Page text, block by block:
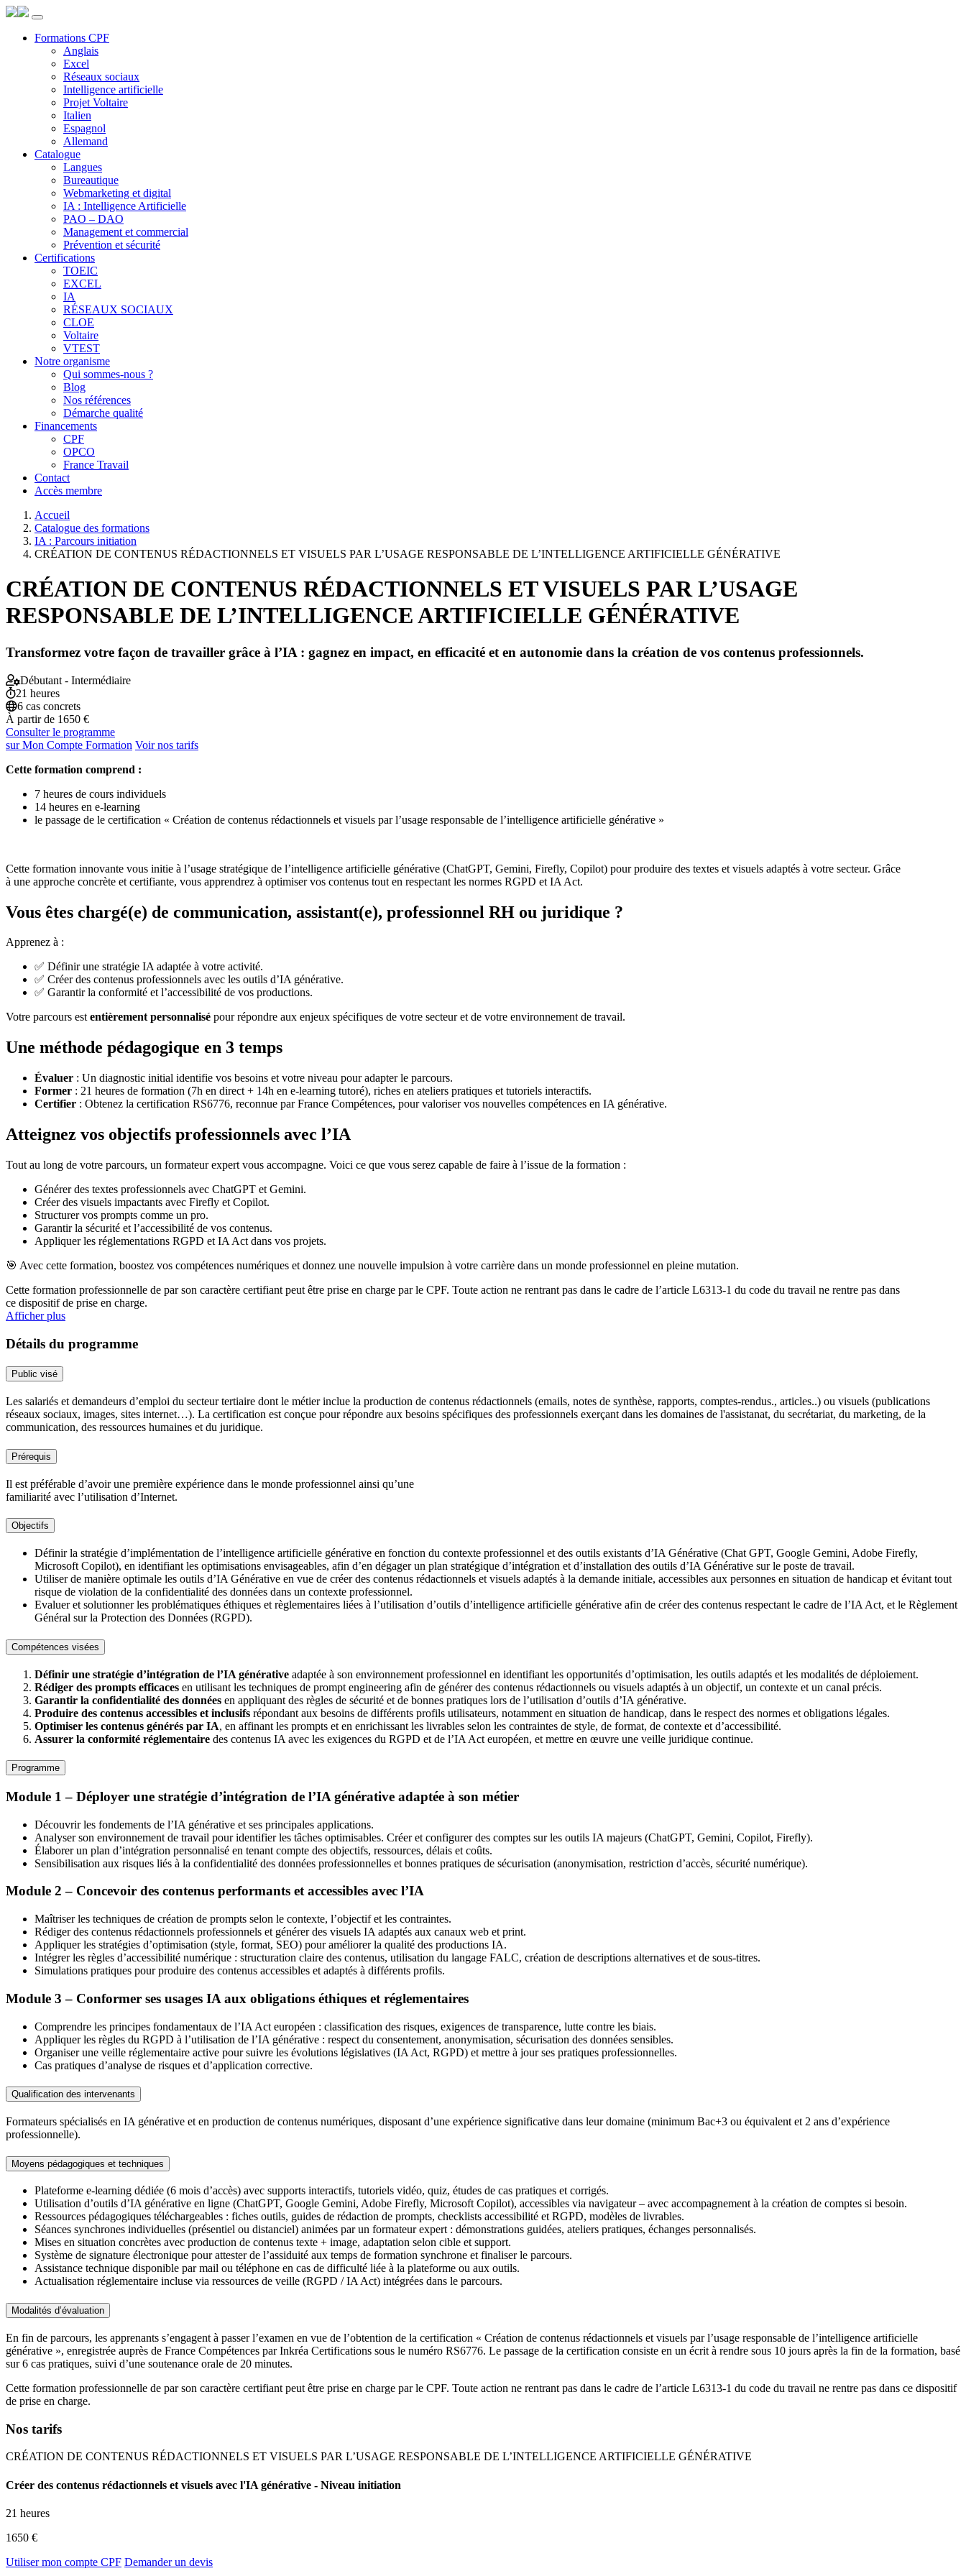
Formations CPF
Anglais
Excel
Réseaux sociaux
Intelligence artificielle
Projet Voltaire
Italien
Espagnol
Allemand
Catalogue
Langues
Bureautique
Webmarketing et digital
IA : Intelligence Artificielle
PAO – DAO
Management et commercial
Prévention et sécurité
Certifications
TOEIC
EXCEL
IA
RÉSEAUX SOCIAUX
CLOE
Voltaire
VTEST
Notre organisme
Qui sommes-nous ?
Blog
Nos références
Démarche qualité
Financements
CPF
OPCO
France Travail
Contact
Accès membre
Accueil
Catalogue des formations
IA : Parcours initiation
CRÉATION DE CONTENUS RÉDACTIONNELS ET VISUELS PAR L’USAGE RESPONSABLE DE L’INTELLIGENCE ARTIFICIELLE GÉNÉRATIVE
CRÉATION DE CONTENUS RÉDACTIONNELS ET VISUELS PAR L’USAGE
RESPONSABLE DE L’INTELLIGENCE ARTIFICIELLE GÉNÉRATIVE
Transformez votre façon de travailler grâce à l’IA : gagnez en impact, en efficacité et en autonomie dans la création de vos contenus professionnels.
Débutant - Intermédiaire
21 heures
6 cas concrets
À partir de 1650 €
Consulter le programme
sur Mon Compte Formation Voir nos tarifs
Cette formation comprend :
7 heures de cours individuels
14 heures en e-learning
le passage de le certification « Création de contenus rédactionnels et visuels par l’usage responsable de l’intelligence artificielle générative »
Cette formation innovante vous initie à l’usage stratégique de l’intelligence artificielle générative (ChatGPT, Gemini, Firefly, Copilot) pour produire des textes et visuels adaptés à votre secteur. Grâce
à une approche concrète et certifiante, vous apprendrez à optimiser vos contenus tout en respectant les normes RGPD et IA Act.
Vous êtes chargé(e) de communication, assistant(e), professionnel RH ou juridique ?
Apprenez à :
✅ Définir une stratégie IA adaptée à votre activité.
✅ Créer des contenus professionnels avec les outils d’IA générative.
✅ Garantir la conformité et l’accessibilité de vos productions.
Votre parcours estentièrement personnalisé pour répondre aux enjeux spécifiques de votre secteur et de votre environnement de travail.
Une méthode pédagogique en 3 temps
Évaluer : Un diagnostic initial identifie vos besoins et votre niveau pour adapter le parcours.
Former : 21 heures de formation (7h en direct + 14h en e-learning tutoré), riches en ateliers pratiques et tutoriels interactifs.
Certifier : Obtenez la certification RS6776, reconnue par France Compétences, pour valoriser vos nouvelles compétences en IA générative.
Atteignez vos objectifs professionnels avec l’IA
Tout au long de votre parcours, un formateur expert vous accompagne. Voici ce que vous serez capable de faire à l’issue de la formation :
Générer des textes professionnels avec ChatGPT et Gemini.
Créer des visuels impactants avec Firefly et Copilot.
Structurer vos prompts comme un pro.
Garantir la sécurité et l’accessibilité de vos contenus.
Appliquer les réglementations RGPD et IA Act dans vos projets.
🎯 Avec cette formation, boostez vos compétences numériques et donnez une nouvelle impulsion à votre carrière dans un monde professionnel en pleine mutation.
Cette formation professionnelle de par son caractère certifiant peut être prise en charge par le CPF. Toute action ne rentrant pas dans le cadre de l’article L6313-1 du code du travail ne rentre pas dans
ce dispositif de prise en charge.
Afficher plus
Détails du programme
Public visé
Les salariés et demandeurs d’emploi du secteur tertiaire dont le métier inclue la production de contenus rédactionnels (emails, notes de synthèse, rapports, comptes-rendus., articles..) ou visuels (publications
réseaux sociaux, images, sites internet…). La certification est conçue pour répondre aux besoins spécifiques des professionnels exerçant dans les domaines de l'assistanat, du secrétariat, du marketing, de la
communication, des ressources humaines et du juridique.
Prérequis
Il est préférable d’avoir une première expérience dans le monde professionnel ainsi qu’une
familiarité avec l’utilisation d’Internet.
Objectifs
Définir la stratégie d’implémentation de l’intelligence artificielle générative en fonction du contexte professionnel et des outils existants d’IA Générative (Chat GPT, Google Gemini, Adobe Firefly,
Microsoft Copilot), en identifiant les optimisations envisageables, afin d’en dégager un plan stratégique d’intégration et d’installation des outils d’IA Générative sur le poste de travail.
Utiliser de manière optimale les outils d’IA Générative en vue de créer des contenus rédactionnels et visuels adaptés à la demande initiale, accessibles aux personnes en situation de handicap et évitant tout
risque de violation de la confidentialité des données dans un contexte professionnel.
Evaluer et solutionner les problématiques éthiques et règlementaires liées à l’utilisation d’outils d’intelligence artificielle générative afin de créer des contenus respectant le cadre de l’IA Act, et le Règlement
Général sur la Protection des Données (RGPD).
Compétences visées
Définir une stratégie d’intégration de l’IA générative adaptée à son environnement professionnel en identifiant les opportunités d’optimisation, les outils adaptés et les modalités de déploiement.
Rédiger des prompts efficaces en utilisant les techniques de prompt engineering afin de générer des contenus rédactionnels ou visuels adaptés à un objectif, un contexte et un canal précis.
Garantir la confidentialité des données en appliquant des règles de sécurité et de bonnes pratiques lors de l’utilisation d’outils d’IA générative.
Produire des contenus accessibles et inclusifs répondant aux besoins de différents profils utilisateurs, notamment en situation de handicap, dans le respect des normes et obligations légales.
Optimiser les contenus générés par IA, en affinant les prompts et en enrichissant les livrables selon les contraintes de style, de format, de contexte et d’accessibilité.
Assurer la conformité réglementaire des contenus IA avec les exigences du RGPD et de l’IA Act européen, et mettre en œuvre une veille juridique continue.
Programme
Module 1 – Déployer une stratégie d’intégration de l’IA générative adaptée à son métier
Découvrir les fondements de l’IA générative et ses principales applications.
Analyser son environnement de travail pour identifier les tâches optimisables. Créer et configurer des comptes sur les outils IA majeurs (ChatGPT, Gemini, Copilot, Firefly).
Élaborer un plan d’intégration personnalisé en tenant compte des objectifs, ressources, délais et coûts.
Sensibilisation aux risques liés à la confidentialité des données professionnelles et bonnes pratiques de sécurisation (anonymisation, restriction d’accès, sécurité numérique).
Module 2 – Concevoir des contenus performants et accessibles avec l’IA
Maîtriser les techniques de création de prompts selon le contexte, l’objectif et les contraintes.
Rédiger des contenus rédactionnels professionnels et générer des visuels IA adaptés aux canaux web et print.
Appliquer les stratégies d’optimisation (style, format, SEO) pour améliorer la qualité des productions IA.
Intégrer les règles d’accessibilité numérique : structuration claire des contenus, utilisation du langage FALC, création de descriptions alternatives et de sous-titres.
Simulations pratiques pour produire des contenus accessibles et adaptés à différents profils.
Module 3 – Conformer ses usages IA aux obligations éthiques et réglementaires
Comprendre les principes fondamentaux de l’IA Act européen : classification des risques, exigences de transparence, lutte contre les biais.
Appliquer les règles du RGPD à l’utilisation de l’IA générative : respect du consentement, anonymisation, sécurisation des données sensibles.
Organiser une veille réglementaire active pour suivre les évolutions législatives (IA Act, RGPD) et mettre à jour ses pratiques professionnelles.
Cas pratiques d’analyse de risques et d’application corrective.
Qualification des intervenants
Formateurs spécialisés en IA générative et en production de contenus numériques, disposant d’une expérience significative dans leur domaine (minimum Bac+3 ou équivalent et 2 ans d’expérience
professionnelle).
Moyens pédagogiques et techniques
Plateforme e-learning dédiée (6 mois d’accès) avec supports interactifs, tutoriels vidéo, quiz, études de cas pratiques et corrigés.
Utilisation d’outils d’IA générative en ligne (ChatGPT, Google Gemini, Adobe Firefly, Microsoft Copilot), accessibles via navigateur – avec accompagnement à la création de comptes si besoin.
Ressources pédagogiques téléchargeables : fiches outils, guides de rédaction de prompts, checklists accessibilité et RGPD, modèles de livrables.
Séances synchrones individuelles (présentiel ou distanciel) animées par un formateur expert : démonstrations guidées, ateliers pratiques, échanges personnalisés.
Mises en situation concrètes avec production de contenus texte + image, adaptation selon cible et support.
Système de signature électronique pour attester de l’assiduité aux temps de formation synchrone et finaliser le parcours.
Assistance technique disponible par mail ou téléphone en cas de difficulté liée à la plateforme ou aux outils.
Actualisation réglementaire incluse via ressources de veille (RGPD / IA Act) intégrées dans le parcours.
Modalités d’évaluation
En fin de parcours, les apprenants s’engagent à passer l’examen en vue de l’obtention de la certification « Création de contenus rédactionnels et visuels par l’usage responsable de l’intelligence artificielle
générative », enregistrée auprès de France Compétences par Inkréa Certifications sous le numéro RS6776. Le passage de la certification consiste en un écrit à rendre sous 10 jours après la fin de la formation, basé
sur 6 cas pratiques, suivi d’une soutenance orale de 20 minutes.
Cette formation professionnelle de par son caractère certifiant peut être prise en charge par le CPF. Toute action ne rentrant pas dans le cadre de l’article L6313-1 du code du travail ne rentre pas dans ce dispositif
de prise en charge.
Nos tarifs
CRÉATION DE CONTENUS RÉDACTIONNELS ET VISUELS PAR L’USAGE RESPONSABLE DE L’INTELLIGENCE ARTIFICIELLE GÉNÉRATIVE
Créer des contenus rédactionnels et visuels avec l'IA générative - Niveau initiation
21 heures
1650 €
Utiliser mon compte CPF Demander un devis
Panneau de gestion des cookies